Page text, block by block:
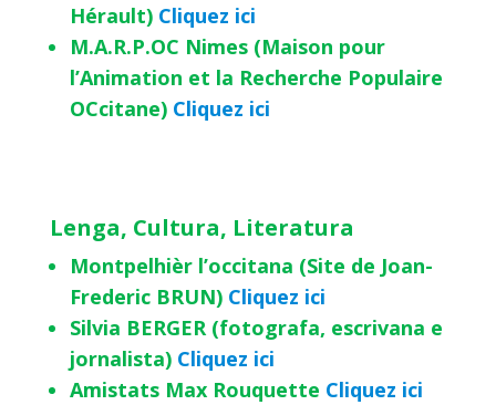
Hérault) Cliquez ici
M.A.R.P.OC Nimes (Maison pour
l’Animation et la Recherche Populaire
OCcitane) Cliquez ici
Lenga, Cultura, Literatura
Montpelhièr l’occitana (Site de Joan-
Frederic BRUN) Cliquez ici
Silvia BERGER (fotografa, escrivana e
jornalista) Cliquez ici
Amistats Max Rouquette Cliquez ici